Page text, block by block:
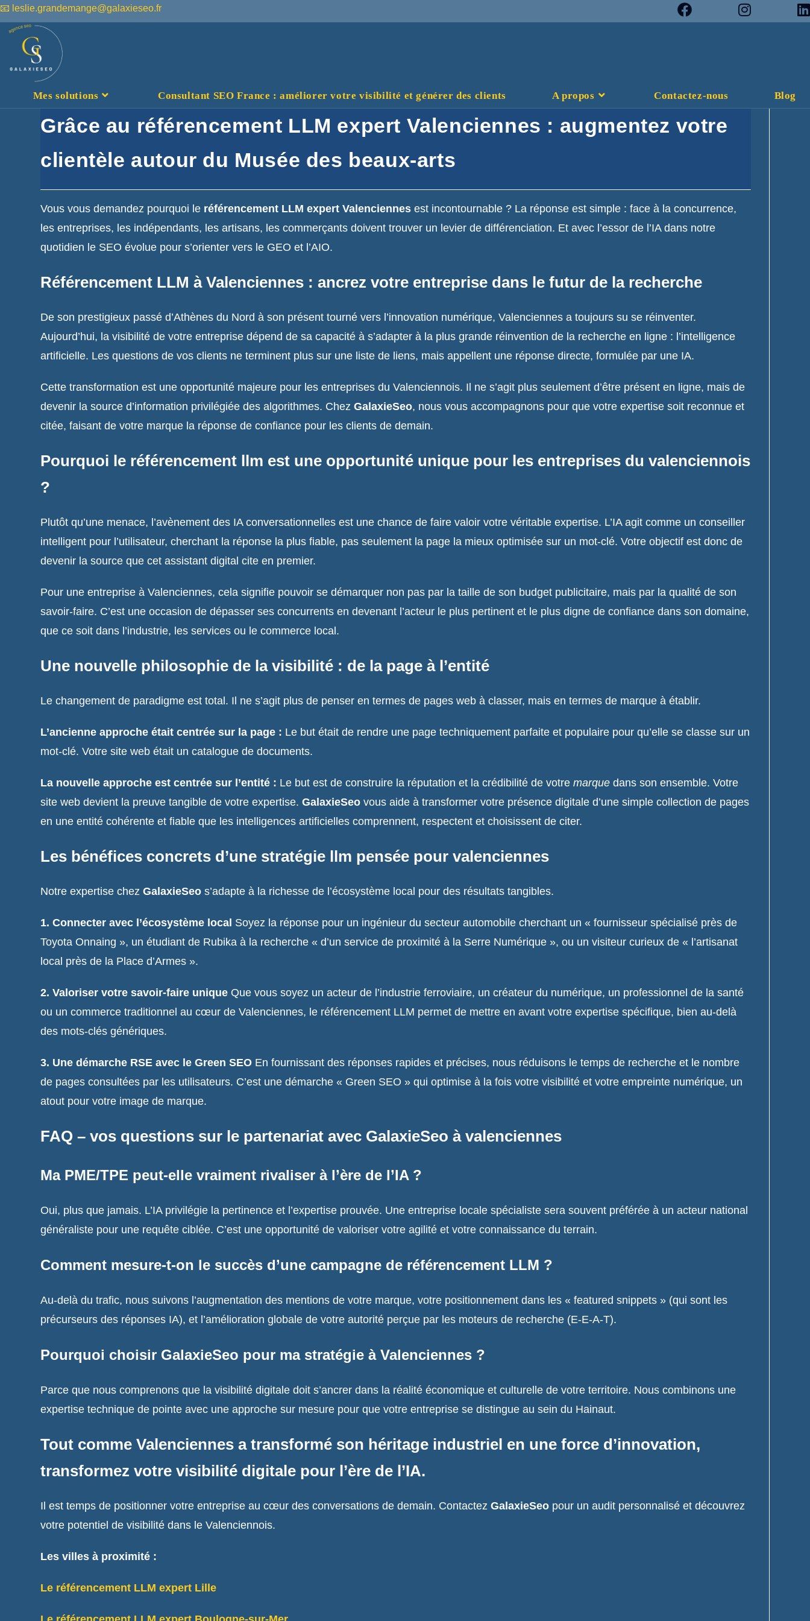
📧 leslie.grandemange@galaxieseo.fr
Mes solutions Consultant SEO France : améliorer votre visibilité et générer des clients A propos Contactez-nous Blog
Grâce au référencement LLM expert Valenciennes : augmentez votre
clientèle autour du Musée des beaux-arts
Vous vous demandez pourquoi le référencement LLM expert Valenciennes est incontournable ? La réponse est simple : face à la concurrence,
les entreprises, les indépendants, les artisans, les commerçants doivent trouver un levier de différenciation. Et avec l’essor de l’IA dans notre
quotidien le SEO évolue pour s’orienter vers le GEO et l’AIO.
Référencement LLM à Valenciennes : ancrez votre entreprise dans le futur de la recherche
De son prestigieux passé d’Athènes du Nord à son présent tourné vers l’innovation numérique, Valenciennes a toujours su se réinventer.
Aujourd’hui, la visibilité de votre entreprise dépend de sa capacité à s’adapter à la plus grande réinvention de la recherche en ligne : l’intelligence
artificielle. Les questions de vos clients ne terminent plus sur une liste de liens, mais appellent une réponse directe, formulée par une IA.
Cette transformation est une opportunité majeure pour les entreprises du Valenciennois. Il ne s’agit plus seulement d’être présent en ligne, mais de
devenir la source d’information privilégiée des algorithmes. ChezGalaxieSeo, nous vous accompagnons pour que votre expertise soit reconnue et
citée, faisant de votre marque la réponse de confiance pour les clients de demain.
Pourquoi le référencement llm est une opportunité unique pour les entreprises du valenciennois
?
Plutôt qu’une menace, l’avènement des IA conversationnelles est une chance de faire valoir votre véritable expertise. L’IA agit comme un conseiller
intelligent pour l’utilisateur, cherchant la réponse la plus fiable, pas seulement la page la mieux optimisée sur un mot-clé. Votre objectif est donc de
devenir la source que cet assistant digital cite en premier.
Pour une entreprise à Valenciennes, cela signifie pouvoir se démarquer non pas par la taille de son budget publicitaire, mais par la qualité de son
savoir-faire. C’est une occasion de dépasser ses concurrents en devenant l’acteur le plus pertinent et le plus digne de confiance dans son domaine,
que ce soit dans l’industrie, les services ou le commerce local.
Une nouvelle philosophie de la visibilité : de la page à l’entité
Le changement de paradigme est total. Il ne s’agit plus de penser en termes de pages web à classer, mais en termes de marque à établir.
L’ancienne approche était centrée sur la page : Le but était de rendre une page techniquement parfaite et populaire pour qu’elle se classe sur un
mot-clé. Votre site web était un catalogue de documents.
La nouvelle approche est centrée sur l’entité : Le but est de construire la réputation et la crédibilité de votremarque dans son ensemble. Votre
site web devient la preuve tangible de votre expertise.GalaxieSeo vous aide à transformer votre présence digitale d’une simple collection de pages
en une entité cohérente et fiable que les intelligences artificielles comprennent, respectent et choisissent de citer.
Les bénéfices concrets d’une stratégie llm pensée pour valenciennes
Notre expertise chezGalaxieSeo s’adapte à la richesse de l’écosystème local pour des résultats tangibles.
1. Connecter avec l’écosystème local Soyez la réponse pour un ingénieur du secteur automobile cherchant un « fournisseur spécialisé près de
Toyota Onnaing », un étudiant de Rubika à la recherche « d’un service de proximité à la Serre Numérique », ou un visiteur curieux de « l’artisanat
local près de la Place d’Armes ».
2. Valoriser votre savoir-faire unique Que vous soyez un acteur de l’industrie ferroviaire, un créateur du numérique, un professionnel de la santé
ou un commerce traditionnel au cœur de Valenciennes, le référencement LLM permet de mettre en avant votre expertise spécifique, bien au-delà
des mots-clés génériques.
3. Une démarche RSE avec le Green SEO En fournissant des réponses rapides et précises, nous réduisons le temps de recherche et le nombre
de pages consultées par les utilisateurs. C’est une démarche « Green SEO » qui optimise à la fois votre visibilité et votre empreinte numérique, un
atout pour votre image de marque.
FAQ – vos questions sur le partenariat avec GalaxieSeo à valenciennes
Ma PME/TPE peut-elle vraiment rivaliser à l’ère de l’IA ?
Oui, plus que jamais. L’IA privilégie la pertinence et l’expertise prouvée. Une entreprise locale spécialiste sera souvent préférée à un acteur national
généraliste pour une requête ciblée. C’est une opportunité de valoriser votre agilité et votre connaissance du terrain.
Comment mesure-t-on le succès d’une campagne de référencement LLM ?
Au-delà du trafic, nous suivons l’augmentation des mentions de votre marque, votre positionnement dans les « featured snippets » (qui sont les
précurseurs des réponses IA), et l’amélioration globale de votre autorité perçue par les moteurs de recherche (E-E-A-T).
Pourquoi choisir GalaxieSeo pour ma stratégie à Valenciennes ?
Parce que nous comprenons que la visibilité digitale doit s’ancrer dans la réalité économique et culturelle de votre territoire. Nous combinons une
expertise technique de pointe avec une approche sur mesure pour que votre entreprise se distingue au sein du Hainaut.
Tout comme Valenciennes a transformé son héritage industriel en une force d’innovation,
transformez votre visibilité digitale pour l’ère de l’IA.
Il est temps de positionner votre entreprise au cœur des conversations de demain. ContactezGalaxieSeo pour un audit personnalisé et découvrez
votre potentiel de visibilité dans le Valenciennois.
Les villes à proximité :
Le référencement LLM expert Lille